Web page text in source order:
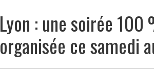
Lyon : une soirée
organisée ce samedi